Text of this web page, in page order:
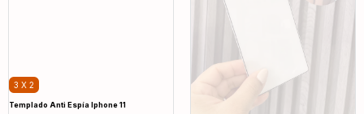
3 X 2
Templado Anti Espía Iphone 11